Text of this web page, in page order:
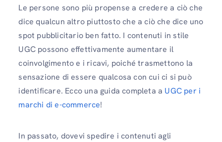
Le persone sono più propense a credere a ciò che
dice qualcun altro piuttosto che a ciò che dice uno
spot pubblicitario ben fatto. I contenuti in stile
UGC possono effettivamente aumentare il
coinvolgimento e i ricavi, poiché trasmettono la
sensazione di essere qualcosa con cui ci si può
identificare. Ecco una guida completa a UGC per i
marchi di e-commerce!
In passato, dovevi spedire i contenuti agli